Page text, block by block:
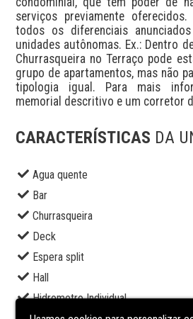
serviços previamente
todos os diferenciais
unidades autônomas. Ex.: Dentro
Churrasqueira no Terraço pode
grupo de apartamentos, mas não
tipologia igual. Para mais
memorial descritivo e um corretor
CARACTERÍSTICAS DA
Agua quente
Bar
Churrasqueira
Deck
Espera split
Hall
Hidrometro Individual